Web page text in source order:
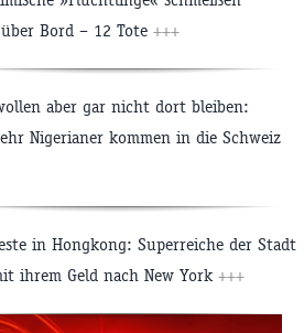
Bord – 12 Tote +++
aber gar nicht dort bleiben:
Nigerianer kommen in die Schweiz
in Hongkong: Superreiche der Stadt
ihrem Geld nach New York +++